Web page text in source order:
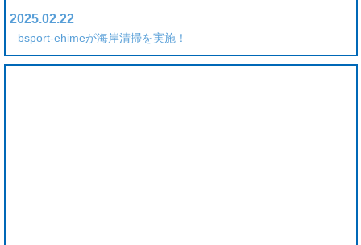
2025.02.22
bsport-ehimeが海岸清掃を実施！